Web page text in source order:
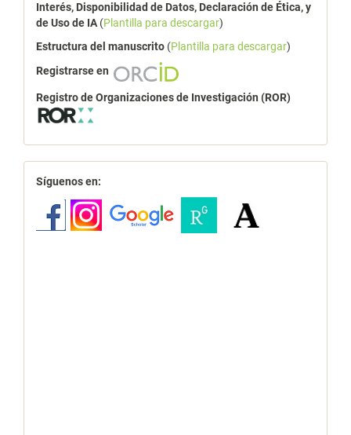
Interés, Disponibilidad de Datos, Declaración de Ética, y
de Uso de IA (Plantilla para descargar)
Estructura del manuscrito (Plantilla para descargar)
Registrarse en
Registro de Organizaciones de Investigación (ROR)
redes
Síguenos en: